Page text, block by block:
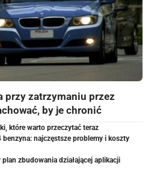
przy zatrzymaniu przez
by je chronić
które warto przeczytać teraz
benzyna: najczęstsze problemy i koszty
zbudowania działającej aplikacji